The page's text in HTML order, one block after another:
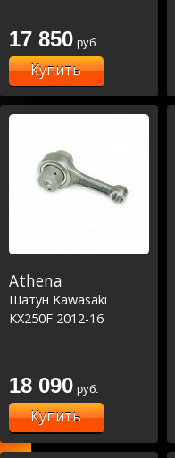
17 850 руб.
Купить
Athena
Шатун Kawasaki
KX250F 2012-16
18 090 руб.
Купить